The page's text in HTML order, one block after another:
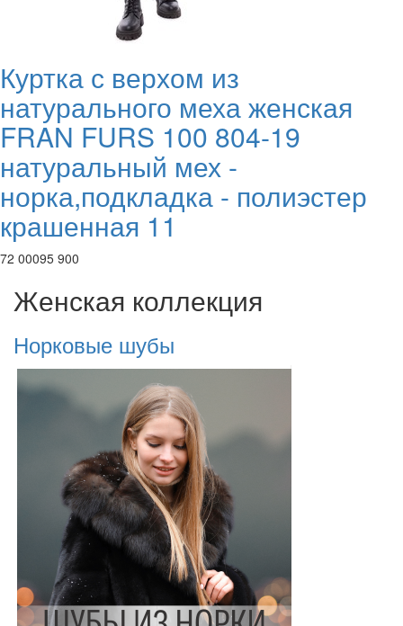
Куртка с верхом из
натурального меха женская
FRAN FURS 100 804-19
натуральный мех -
норка,подкладка - полиэстер
крашенная 11
72 00095 900
Женская коллекция
Норковые шубы